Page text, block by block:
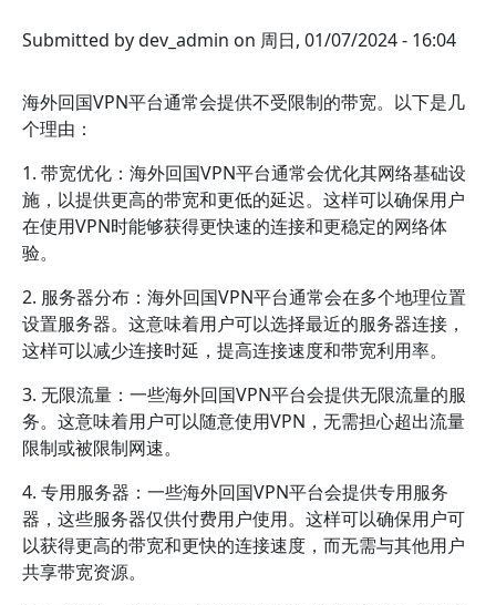
Submitted bydev_admin on 周日, 01/07/2024 - 16:04
海外回国VPN平台通常会提供不受限制的带宽。以下是几
个理由：
1. 带宽优化：海外回国VPN平台通常会优化其网络基础设
施，以提供更高的带宽和更低的延迟。这样可以确保用户
在使用VPN时能够获得更快速的连接和更稳定的网络体
验。
2. 服务器分布：海外回国VPN平台通常会在多个地理位置
设置服务器。这意味着用户可以选择最近的服务器连接，
这样可以减少连接时延，提高连接速度和带宽利用率。
3. 无限流量：一些海外回国VPN平台会提供无限流量的服
务。这意味着用户可以随意使用VPN，无需担心超出流量
限制或被限制网速。
4. 专用服务器：一些海外回国VPN平台会提供专用服务
器，这些服务器仅供付费用户使用。这样可以确保用户可
以获得更高的带宽和更快的连接速度，而无需与其他用户
共享带宽资源。